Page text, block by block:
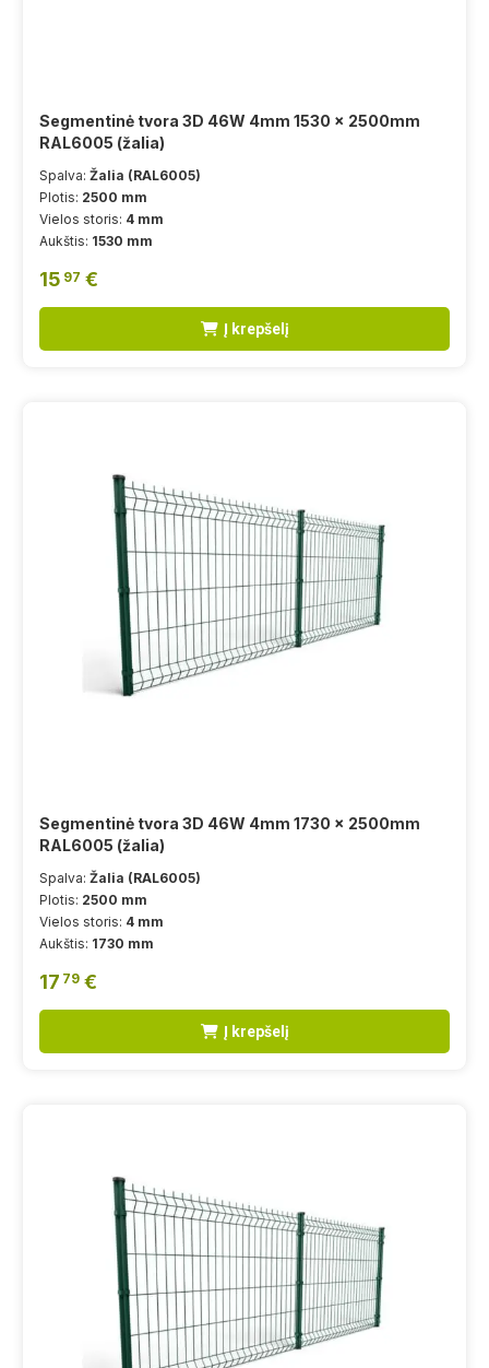
Segmentinė tvora 3D 46W 4mm 1530 x 2500mm
RAL6005 (žalia)
Spalva: Žalia (RAL6005)
Plotis: 2500 mm
Vielos storis: 4 mm
Aukštis: 1530 mm
15 97 €
Į krepšelį
Segmentinė tvora 3D 46W 4mm 1730 x 2500mm
RAL6005 (žalia)
Spalva: Žalia (RAL6005)
Plotis: 2500 mm
Vielos storis: 4 mm
Aukštis: 1730 mm
17 79 €
Į krepšelį